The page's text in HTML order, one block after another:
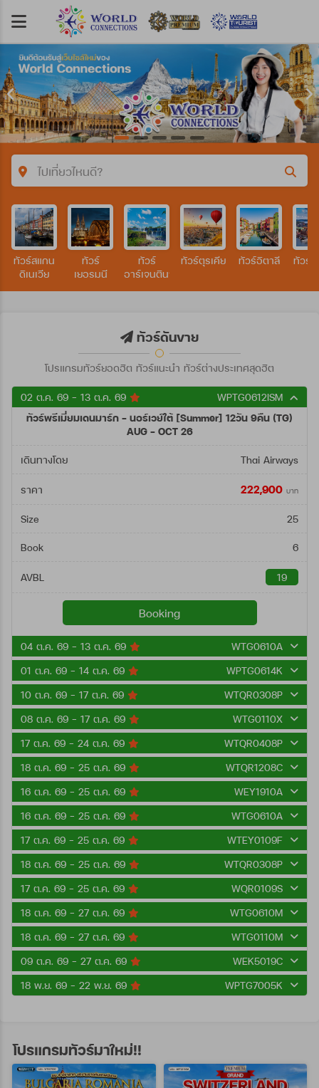
ไปเที่ยวไหนดี?
คำค้นหา/รหัสทัวร์
ประเทศ
ถึงวันที่
ค้นหา
ทัวร์สแกน
ดิเนเวีย
ทัวร์
เยอรมนี
ทัวร์
อาร์เจนตินา
ทัวร์ตุรเคีย ทัวร์อิตาลี ทัวร์ส
ทัวร์ดันขาย
โปรแกรมทัวร์ยอดฮิต ทัวร์แนะนำ ทัวร์ต่างประเทศสุดฮิต
02 ต.ค. 69 - 13 ต.ค. 69
WPTG0612ISM
ทัวร์พรีเมี่ยมเดนมาร์ก - นอร์เวย์ใต้ [Summer] 12วัน 9คืน (TG)
AUG - OCT 26
เดินทางโดย Thai Airways
ราคา 222,900 บาท
Size 25
Book 6
AVBL 19
Booking
04 ต.ค. 69 - 13 ต.ค. 69
WTG0610A
01 ต.ค. 69 - 14 ต.ค. 69
WPTG0614K
10 ต.ค. 69 - 17 ต.ค. 69
WTQR0308P
08 ต.ค. 69 - 17 ต.ค. 69
WTG0110X
17 ต.ค. 69 - 24 ต.ค. 69
WTQR0408P
18 ต.ค. 69 - 25 ต.ค. 69
WTQR1208C
16 ต.ค. 69 - 25 ต.ค. 69
WEY1910A
16 ต.ค. 69 - 25 ต.ค. 69
WTG0610A
17 ต.ค. 69 - 25 ต.ค. 69
WTEY0109F
18 ต.ค. 69 - 25 ต.ค. 69
WTQR0308P
17 ต.ค. 69 - 25 ต.ค. 69
WQR0109S
18 ต.ค. 69 - 27 ต.ค. 69
WTG0610M
18 ต.ค. 69 - 27 ต.ค. 69
WTG0110M
09 ต.ค. 69 - 27 ต.ค. 69
WEK5019C
18 พ.ย. 69 - 22 พ.ย. 69
WPTG7005K
โปรแกรมทัวร์มาใหม่!!